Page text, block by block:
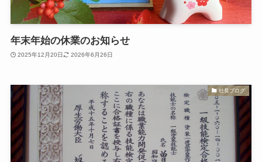
年末年始の休業のお知らせ
2025年12月20日 2026年6月26日
社長ブログ